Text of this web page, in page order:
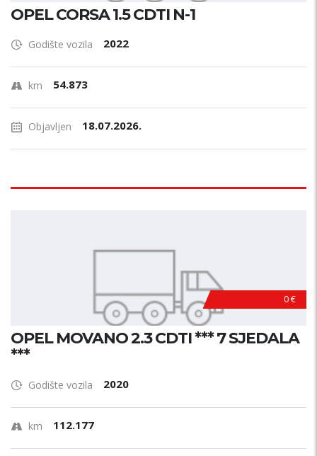
OPEL CORSA 1.5 CDTI N-1
Godište vozila 2022
km 54.873
Objavljen 18.07.2026.
0 €
OPEL MOVANO 2.3 CDTI *** 7 SJEDALA
***
Godište vozila 2020
km 112.177